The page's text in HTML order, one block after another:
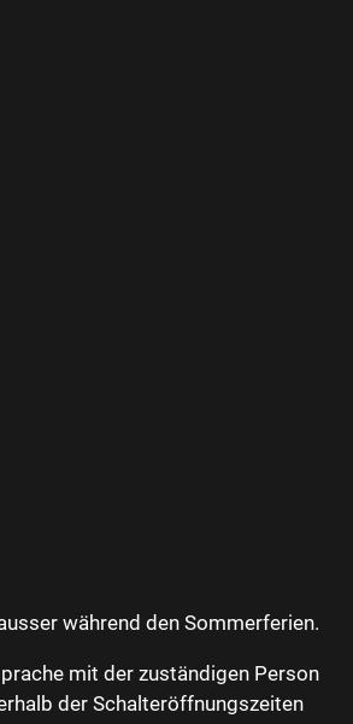
während den Sommerferien.
mit der zuständigen Person
der Schalteröffnungszeiten